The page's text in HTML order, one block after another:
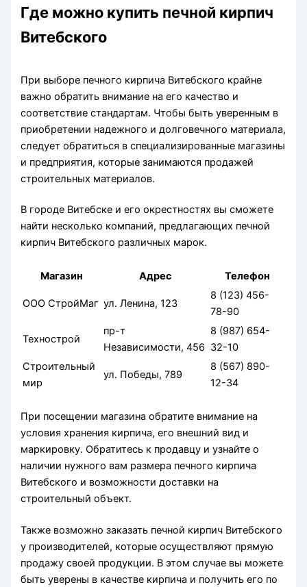
Где можно купить печной кирпич
Витебского
При выборе печного кирпича Витебского крайне
важно обратить внимание на его качество и
соответствие стандартам. Чтобы быть уверенным в
приобретении надежного и долговечного материала,
следует обратиться в специализированные магазины
и предприятия, которые занимаются продажей
строительных материалов.
В городе Витебске и его окрестностях вы сможете
найти несколько компаний, предлагающих печной
кирпич Витебского различных марок.
Магазин Адрес Телефон
ООО СтройМаг ул. Ленина, 123
8 (123) 456-
78-90
Технострой
пр-т
Независимости, 456
8 (987) 654-
32-10
Строительный
мир
ул. Победы, 789
8 (567) 890-
12-34
При посещении магазина обратите внимание на
условия хранения кирпича, его внешний вид и
маркировку. Обратитесь к продавцу и узнайте о
наличии нужного вам размера печного кирпича
Витебского и возможности доставки на
строительный объект.
Также возможно заказать печной кирпич Витебского
у производителей, которые осуществляют прямую
продажу своей продукции. В этом случае вы можете
быть уверены в качестве кирпича и получить его по